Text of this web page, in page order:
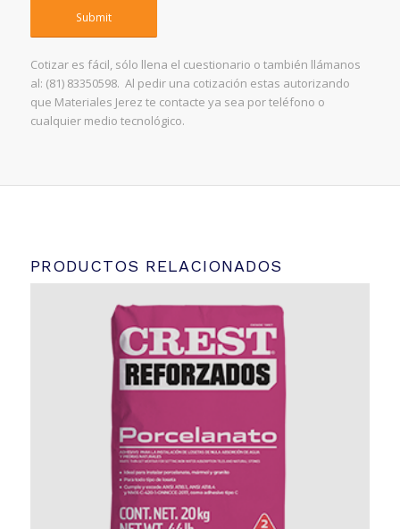
Cotizar es fácil, sólo llena el cuestionario o también llámanos
al: (81) 83350598. Al pedir una cotización estas autorizando
que Materiales Jerez te contacte ya sea por teléfono o
cualquier medio tecnológico.
PRODUCTOS RELACIONADOS